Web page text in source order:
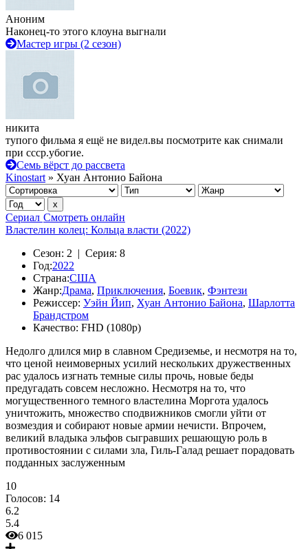
Аноним
Наконец-то этого клоуна выгнали
Мастер игры (2 сезон)
никита
тупого фильма я ещё не видел.вы посмотрите как снимали
при ссср.убогие.
Семь вёрст до рассвета
Kinostart » Хуан Антонио Байона
Сериал Смотреть онлайн
Властелин колец: Кольца власти (2022)
Сезон: 2 | Серия: 8
Год:2022
Страна:США
Жанр:Драма, Приключения, Боевик, Фэнтези
Режиссер: Уэйн Йип, Хуан Антонио Байона, Шарлотта
Брандстром
Качество: FHD (1080p)
Недолго длился мир в славном Средиземье, и несмотря на то,
что ценой неимоверных усилий нескольких дружественных
рас удалось изгнать темные силы прочь, новые беды
предугадать совсем несложно. Несмотря на то, что
могущественного темного властелина Моргота удалось
уничтожить, множество сподвижников смогли уйти от
возмездия и собирают новые армии нечисти. Впрочем,
великий владыка эльфов сыгравших решающую роль в
противостоянии с силами зла, Гиль-Галад решает порадовать
подданных заслуженным
10
Голосов: 14
6.2
5.4
6 015